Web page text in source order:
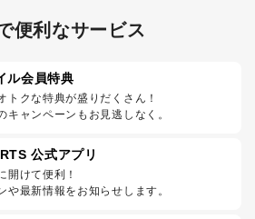
便利なサービス
ル会員特典
トクな特典が盛りだくさん！
キャンペーンもお見逃しなく。
公式アプリ
開けて便利！
や最新情報をお知らせします。